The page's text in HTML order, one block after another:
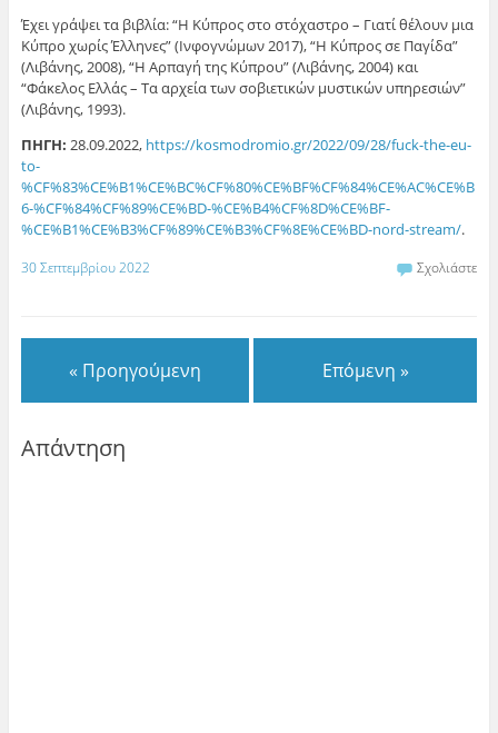
Έχει γράψει τα βιβλία: “Η Κύπρος στο στόχαστρο – Γιατί θέλουν μια
Κύπρο χωρίς Έλληνες” (Ινφογνώμων 2017), “Η Κύπρος σε Παγίδα”
(Λιβάνης, 2008), “Η Αρπαγή της Κύπρου” (Λιβάνης, 2004) και
“Φάκελος Ελλάς – Τα αρχεία των σοβιετικών μυστικών υπηρεσιών”
(Λιβάνης, 1993).
ΠΗΓΗ: 28.09.2022, https://kosmodromio.gr/2022/09/28/fuck-the-eu-
to-
%CF%83%CE%B1%CE%BC%CF%80%CE%BF%CF%84%CE%AC%CE%B
6-%CF%84%CF%89%CE%BD-%CE%B4%CF%8D%CE%BF-
%CE%B1%CE%B3%CF%89%CE%B3%CF%8E%CE%BD-nord-stream/.
30 Σεπτεμβρίου 2022 Σχολιάστε
« Προηγούμενη Επόμενη »
Απάντηση